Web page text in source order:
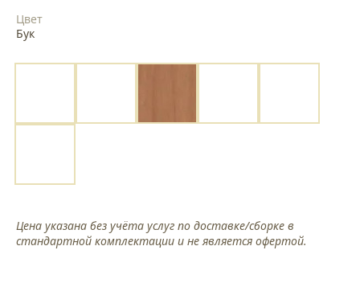
Цвет
Бук
Цена указана без учёта услуг по доставке/сборке в
стандартной комплектации и не является офертой.